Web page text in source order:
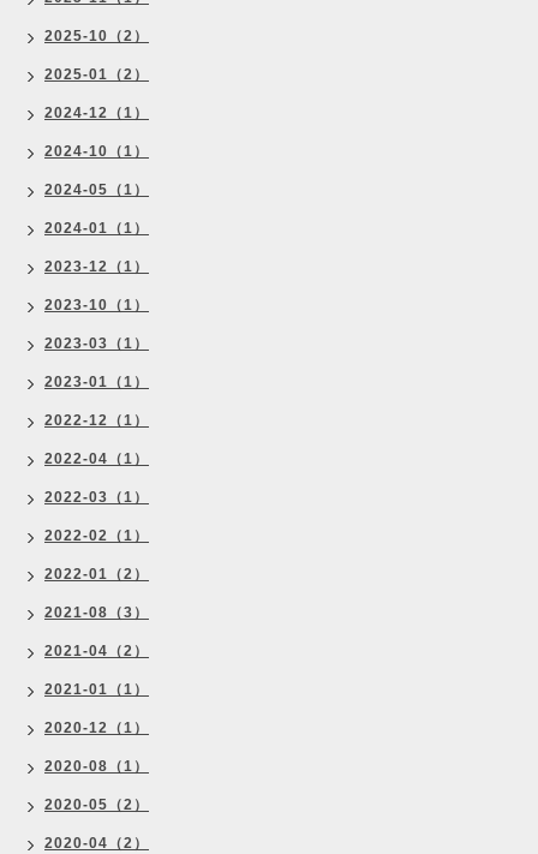
2025-10（2）
2025-01（2）
2024-12（1）
2024-10（1）
2024-05（1）
2024-01（1）
2023-12（1）
2023-10（1）
2023-03（1）
2023-01（1）
2022-12（1）
2022-04（1）
2022-03（1）
2022-02（1）
2022-01（2）
2021-08（3）
2021-04（2）
2021-01（1）
2020-12（1）
2020-08（1）
2020-05（2）
2020-04（2）